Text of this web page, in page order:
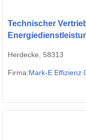
Technischer
Herdecke, 58313
Firma:Mark-E Effizienz